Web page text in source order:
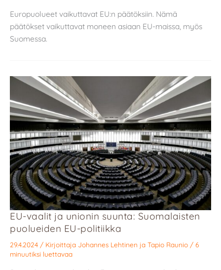
Europuolueet vaikuttavat EU:n päätöksiin. Nämä
päätökset vaikuttavat moneen asiaan EU-maissa, myös
Suomessa.
EU-vaalit ja unionin suunta: Suomalaisten
puolueiden EU-politiikka
29.4.2024 / Kirjoittaja Johannes Lehtinen ja Tapio Raunio / 6
minuutiksi luettavaa